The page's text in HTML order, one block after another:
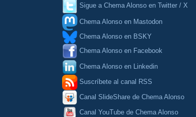
Sigue a Chema Alonso en Twitter / X
Chema Alonso en Mastodon
Chema Alonso en BSKY
Chema Alonso en Facebook
Chema Alonso en Linkedin
Suscríbete al canal RSS
Canal SlideShare de Chema Alonso
Canal YouTube de Chema Alonso